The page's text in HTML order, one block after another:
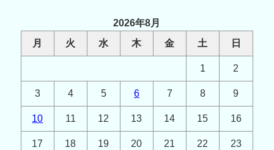
2026年8月
月
火 水 木 金 土 日
1 2
3 4 5 6 7 8 9
10 11 12 13 14 15 16
17 18 19 20 21 22 23